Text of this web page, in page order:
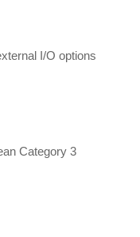
I/O options
Category 3